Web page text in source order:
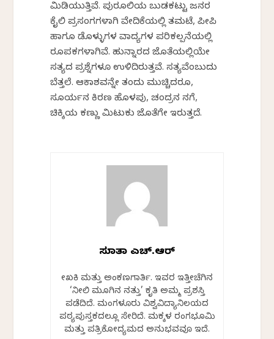
ಮಿಡಿಯುತ್ತಿವೆ. ಪುರೂಲಿಯ ಬುಡಕಟ್ಟು ಜನರ
ಕೈಲಿ ಪ್ರಸಂಗಗಳಾಗಿ ವೇದಿಕೆಯಲ್ಲಿ ತಮಟೆ, ಪೀಪಿ
ಹಾಗೂ ಡೊಳ್ಳುಗಳ ವಾದ್ಯಗಳ ಪರಿಕಲ್ಪನೆಯಲ್ಲಿ
ರೂಪಕಗಳಾಗಿವೆ. ಹುನ್ನಾರದ ಜೊತೆಯಲ್ಲಿಯೇ
ಸತ್ಯದ ಪ್ರಶ್ನೆಗಳೂ ಉಳಿದಿರುತ್ತವೆ. ಸತ್ಯವೆಂಬುದು
ಬೆತ್ತಲೆ. ಆಕಾಶವನ್ನೇ ತಂದು ಮುಚ್ಚಿದರೂ,
ಸೂರ್ಯನ ಕಿರಣ ಹೊಳಪು, ಚಂದ್ರನ ನಗೆ,
ಚಿಕ್ಕಿಯ ಕಣ್ಣು ಮಿಟುಕು ಜೊತೆಗೇ ಇರುತ್ತದೆ.
ಸುಜಾತಾ ಎಚ್.ಆರ್
ಲೇಖಕಿ ಮತ್ತು ಅಂಕಣಗಾರ್ತಿ. ಇವರ ಇತ್ತೀಚೆಗಿನ
‘ನೀಲಿ ಮೂಗಿನ ನತ್ತು’ ಕೃತಿ ಅಮ್ಮ ಪ್ರಶಸ್ತಿ
ಪಡೆದಿದೆ. ಮಂಗಳೂರು ವಿಶ್ವವಿದ್ಯಾನಿಲಯದ
ಪಠ್ಯಪುಸ್ತಕದಲ್ಲೂ ಸೇರಿದೆ. ಮಕ್ಕಳ ರಂಗಭೂಮಿ
ಮತ್ತು ಪತ್ರಿಕೋದ್ಯಮದ ಅನುಭವವೂ ಇದೆ.